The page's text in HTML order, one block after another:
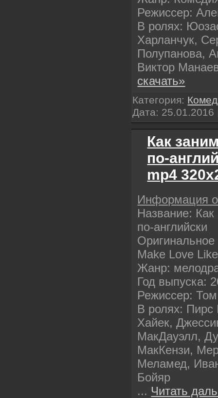
Режиссер:
В ролях:
Харланчук,
Полупанова,
Виктор
скачать»
Категория:
Дата: 25.01.2016
Как
по-
mp4
Информация
Название:
по-английски
Make Love
Жанр:
Год выпуска:
Режиссер:
В ролях:
Хайек,
МакДауэлл,
МакКензи,
Меламед,
Бойяр
... Читать